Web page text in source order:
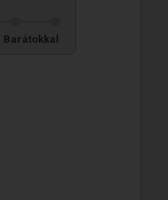
Barátokkal